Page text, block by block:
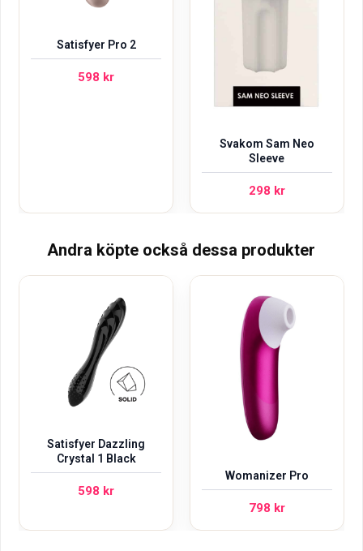
Satisfyer Pro 2
598 kr
Svakom Sam Neo
Sleeve
298 kr
Andra köpte också dessa produkter
Satisfyer Dazzling
Crystal 1 Black
598 kr
Womanizer Pro
798 kr